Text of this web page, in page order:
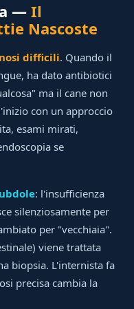
—Il
Nascoste
difficili. Quando il
ha dato antibiotici
ma il cane non
con un approccio
esami mirati,
se
: l'insufficienza
silenziosamente per
per "vecchiaia".
viene trattata
biopsia. L'internista fa
precisa cambia la